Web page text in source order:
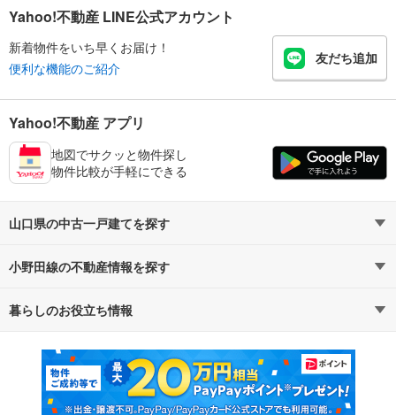
Yahoo!不動産 LINE公式アカウント
新着物件をいち早くお届け！
便利な機能のご紹介
友だち追加
Yahoo!不動産 アプリ
地図でサクッと物件探し
物件比較が手軽にできる
山口県の中古一戸建てを探す
路線・駅から探す
通勤・通学時間から探す
小野田線の不動産情報を探す
不動産・住宅
新築マンション 中古マンション
新築一戸建て 中古一戸建て
暮らしのお役立ち情報
マンションカタログ 教えて！住まいの先生